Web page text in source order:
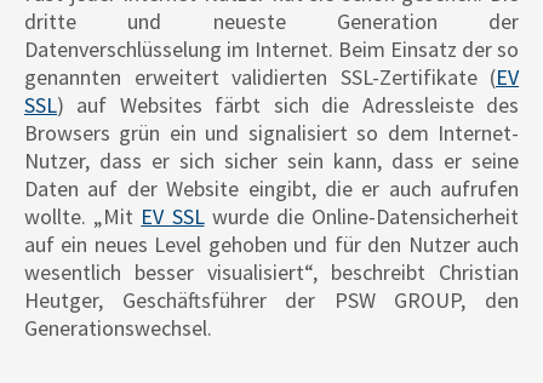
dritte und neueste Generation der
Datenverschlüsselung im Internet. Beim Einsatz der so
genannten erweitert validierten SSL-Zertifikate (EV
SSL) auf Websites färbt sich die Adressleiste des
Browsers grün ein und signalisiert so dem Internet-
Nutzer, dass er sich sicher sein kann, dass er seine
Daten auf der Website eingibt, die er auch aufrufen
wollte. „Mit EV SSLwurde die Online-Datensicherheit
auf ein neues Level gehoben und für den Nutzer auch
wesentlich besser visualisiert“, beschreibt Christian
Heutger, Geschäftsführer der PSW GROUP, den
Generationswechsel.